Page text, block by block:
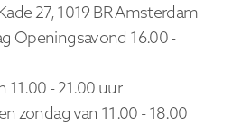
27, 1019 BR Amsterdam
Openingsavond 16.00 -
11.00 - 21.00 uur
zondag van 11.00 - 18.00